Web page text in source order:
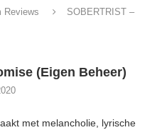
Reviews
SOBERTRIST –
(Eigen Beheer)
met melancholie, lyrische